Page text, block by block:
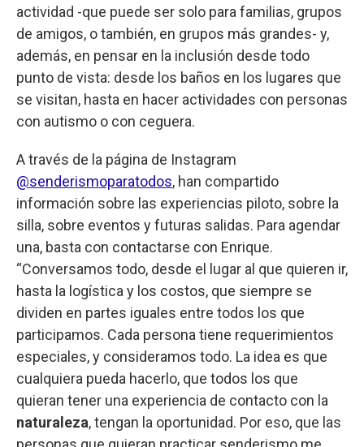
actividad -que puede ser solo para familias, grupos
de amigos, o también, en grupos más grandes- y,
además, en pensar en la inclusión desde todo
punto de vista: desde los baños en los lugares que
se visitan, hasta en hacer actividades con personas
con autismo o con ceguera.
A través de la página de Instagram
@senderismoparatodos, han compartido
información sobre las experiencias piloto, sobre la
silla, sobre eventos y futuras salidas. Para agendar
una, basta con contactarse con Enrique.
“Conversamos todo, desde el lugar al que quieren ir,
hasta la logística y los costos, que siempre se
dividen en partes iguales entre todos los que
participamos. Cada persona tiene requerimientos
especiales, y consideramos todo. La idea es que
cualquiera pueda hacerlo, que todos los que
quieran tener una experiencia de contacto con la
naturaleza, tengan la oportunidad. Por eso, que las